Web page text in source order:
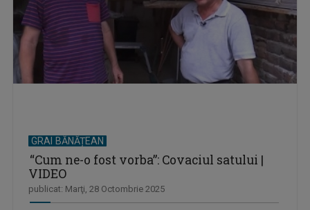
GRAI BĂNĂȚEAN
“Cum ne-o fost vorba”: Covaciul satului |
VIDEO
publicat: Marţi, 28 Octombrie 2025